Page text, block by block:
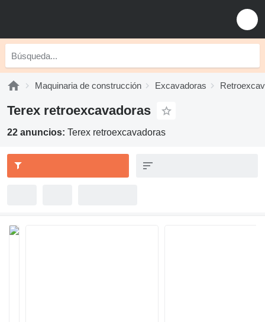
Maquinaria de construcción Excavadoras
Terex retroexcavadoras
22 anuncios: Terex retroexcavadoras